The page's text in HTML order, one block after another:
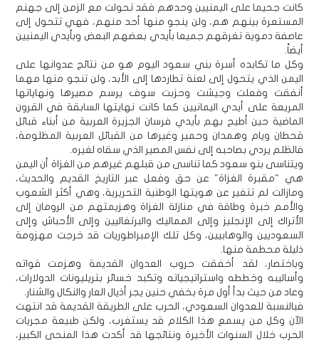
كانت جحيما على اليمنيين وحدهم فقد تحولت مع الزمن إلى جهنم
المستعرة بينهم هم، ولن ينجو منها أحد منهم، فهي تتحول إلى
عاصفة دموية تغرقهم جميعا بأيدي بعضهم البعض وبأيدي اليمنيين
أيضاً.
وكل ما تكابده أسرة بني سعود اليوم هو من نتائج عدوانها على
اليمن الذي يتحول إلى لعنة تطاردها إلى الأبد، ولن تنجو منها مهما
أنفقت وفعلت وجيشت وحزبت سوف يرسم مصيرها ونهاياتها
المريعة على أيدي اليمانيين كما كانت نهايتها السابقة في القرون
الماضية حين أطيح بهم بأيدي فرسان الجزيرة العربية من أبناء قبائل
قحطان ويام وهمدان وحمير وغيرها من القبائل العربية المظلومة،
فالظلم يردي بصاحبه إلى نفس المصير الذي سقاه لغيره.
ويتناسى بنو سعود كما تناسى من قبلهم غيرهم من الغزاة أن اليمن
هي "مقبرة الغزاة" عن حق وفعل عبر التاريخ القديم والحديث،
ومازالت لم تتغير عن هويتها الوطنية التحريرية، وهي أكثر الشعوب
والأمم خبرة وطاقة في منازلة الغزاة وهزيمتهم من الرومان إلى
الأتراك إلى الإنجليز وإلى المماليك والبرتغاليين وإلى الأحباش وإلى
السعوديين والوهابيين، وكل تلك الإمبراطوريات قد خرجت مهزومة
ذليلة محطمة منها.
وباختصار، لقد أخفقت حروب العدوان القديمة وهزمت قواته
وأساليبه وخططه واستراتيجياته وتكبد خسائر بتريليونات الدولارات،
وعاد من حيث بدأ أول مرة بخفي حنين يجر أذيال العار والنكال والشنار.
فبالنسبة للعدوان السعودي، الحرب على الطريقة القديمة قد انتهت
الآن وكل من يسمع هذا الكلام قد يستغرب، ولكن طبيعة مجريات
الحرب خلال السنوات الأخيرة ونتائجها قد أكدت هذا المنحى الكبير،